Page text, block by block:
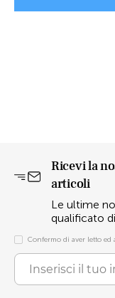
Ricevi la
articoli
Le ultime
qualificato
Confermo di aver letto ed